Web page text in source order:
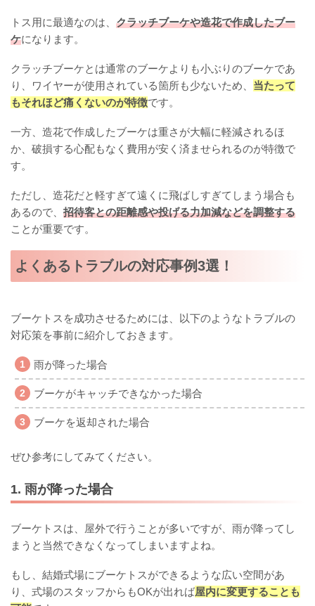
トス用に最適なのは、 クラッチブーケや造花で作成したブー
ケになります。
クラッチブーケとは通常のブーケよりも小ぶりのブーケであ
り、ワイヤーが使用されている箇所も少ないため、 当たって
もそれほど痛くないのが特徴です。
一方、造花で作成したブーケは重さが大幅に軽減されるほ
か、破損する心配もなく費用が安く済ませられるのが特徴で
す。
ただし、造花だと軽すぎて遠くに飛ばしすぎてしまう場合も
あるので、 招待客との距離感や投げる力加減などを調整する
ことが重要です。
よくあるトラブルの対応事例3選！
ブーケトスを成功させるためには、以下のようなトラブルの
対応策を事前に紹介しておきます。
雨が降った場合
ブーケがキャッチできなかった場合
ブーケを返却された場合
ぜひ参考にしてみてください。
1. 雨が降った場合
ブーケトスは、屋外で行うことが多いですが、雨が降ってし
まうと当然できなくなってしまいますよね。
もし、結婚式場にブーケトスができるような広い空間があ
り、式場のスタッフからもOKが出れば屋内に変更することも